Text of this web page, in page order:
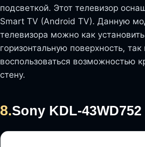
подсветкой. Этот телевизор
Smart TV (Android TV). Данную
телевизора можно как
горизонтальную поверхность, так
воспользоваться возможностью
стену.
8.Sony KDL-43WD752